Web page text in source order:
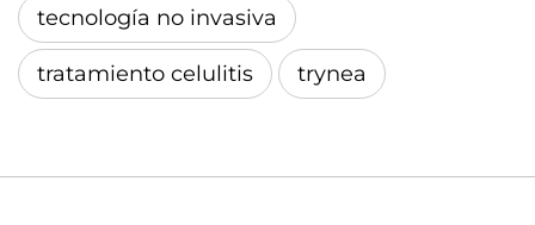
tecnología no invasiva
tratamiento celulitis trynea